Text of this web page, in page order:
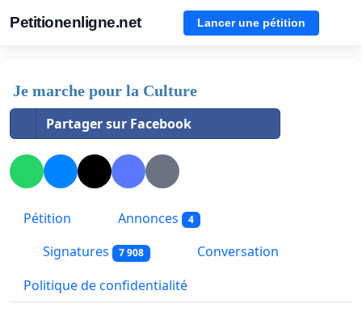
Petitionenligne.net Lancer une pétition
Je marche pour la Culture
Partager sur Facebook
Pétition Annonces 4
Signatures 7 908
Conversation
Politique de confidentialité